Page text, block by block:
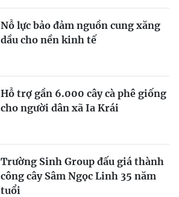
Nỗ lực bảo đảm nguồn cung xăng
dầu cho nền kinh tế
Hỗ trợ gần 6.000 cây cà phê giống
cho người dân xã Ia Krái
Trường Sinh Group đấu giá thành
công cây Sâm Ngọc Linh 35 năm
tuổi